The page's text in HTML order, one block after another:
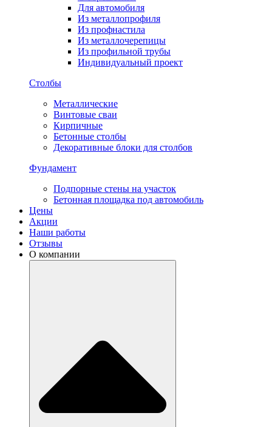
Для автомобиля
Из металлопрофиля
Из профнастила
Из металлочерепицы
Из профильной трубы
Индивидуальный проект
Столбы
Металлические
Винтовые сваи
Кирпичные
Бетонные столбы
Декоративные блоки для столбов
Фундамент
Подпорные стены на участок
Бетонная площадка под автомобиль
Цены
Акции
Наши работы
Отзывы
О компании